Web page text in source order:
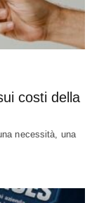
costi della
necessità, una